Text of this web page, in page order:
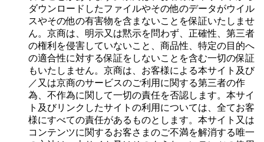
ダウンロードしたファイルやその他のデータがウイル
スやその他の有害物を含まないことを保証いたしませ
ん。京商は、明示又は黙示を問わず、正確性、第三者
の権利を侵害していないこと、商品性、特定の目的へ
の適合性に対する保証をしないことを含む一切の保証
もいたしません。京商は、お客様による本サイト及び
／又は京商のサービスのご利用に関する第三者の作
為、不作為に関して一切の責任を否認します。本サイ
ト及びリンクしたサイトの利用については、全てお客
様にすべての責任があるものとします。本サイト又は
コンテンツに関するお客さまのご不満を解消する唯一